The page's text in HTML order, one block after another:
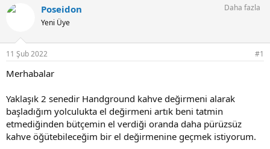
n
u
b
a
ş
t
a
n
ş
a
ı
r
i
h
i
Poseidon
Yeni Üye
Daha fazla
11 Şub 2022 #1
Merhabalar
Yaklaşık 2 senedir Handground kahve değirmeni alarak
başladığım yolculukta el değirmeni artık beni tatmin
etmediğinden bütçemin el verdiği oranda daha pürüzsüz
kahve öğütebileceğim bir el değirmenine geçmek istiyorum.